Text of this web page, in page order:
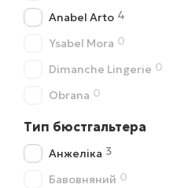
Anabel Arto 4
Ysabel Mora 0
Dimanche Lingerie 0
Obrana 0
Тип бюстгальтера
Анжеліка 3
Бавовняний 0